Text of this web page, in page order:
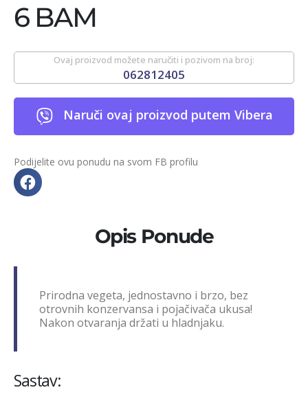
6 BAM
Ovaj proizvod možete naručiti i pozivom na broj:
062812405
Naruči ovaj proizvod putem Vibera
Podijelite ovu ponudu na svom FB profilu
Opis Ponude
Prirodna vegeta, jednostavno i brzo, bez
otrovnih konzervansa i pojačivača ukusa!
Nakon otvaranja držati u hladnjaku.
Sastav: